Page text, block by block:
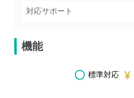
対応サポート
機能
標準対応